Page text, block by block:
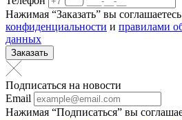
Нажимая “Заказать” вы
конфиденциальности и правилами
данных
Заказать
Подписаться на новости
Email
Нажимая “Подписаться” вы